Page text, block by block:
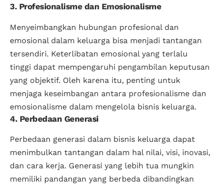
3. Profesionalisme dan Emosionalisme
Menyeimbangkan hubungan profesional dan
emosional dalam keluarga bisa menjadi tantangan
tersendiri. Keterlibatan emosional yang terlalu
tinggi dapat mempengaruhi pengambilan keputusan
yang objektif. Oleh karena itu, penting untuk
menjaga keseimbangan antara profesionalisme dan
emosionalisme dalam mengelola bisnis keluarga.
4. Perbedaan Generasi
Perbedaan generasi dalam bisnis keluarga dapat
menimbulkan tantangan dalam hal nilai, visi, inovasi,
dan cara kerja. Generasi yang lebih tua mungkin
memiliki pandangan yang berbeda dibandingkan